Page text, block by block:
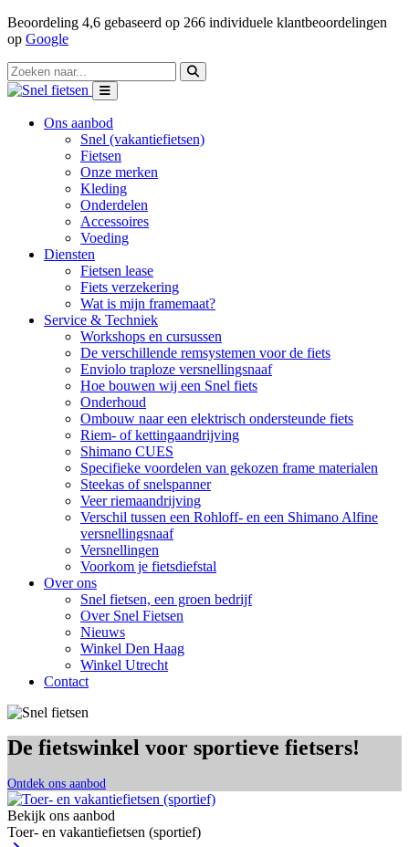
Beoordeling 4,6 gebaseerd op 266 individuele klantbeoordelingen
op Google
Ons aanbod
Snel (vakantiefietsen)
Fietsen
Onze merken
Kleding
Onderdelen
Accessoires
Voeding
Diensten
Fietsen lease
Fiets verzekering
Wat is mijn framemaat?
Service & Techniek
Workshops en cursussen
De verschillende remsystemen voor de fiets
Enviolo traploze versnellingsnaaf
Hoe bouwen wij een Snel fiets
Onderhoud
Ombouw naar een elektrisch ondersteunde fiets
Riem- of kettingaandrijving
Shimano CUES
Specifieke voordelen van gekozen frame materialen
Steekas of snelspanner
Veer riemaandrijving
Verschil tussen een Rohloff- en een Shimano Alfine
versnellingsnaaf
Versnellingen
Voorkom je fietsdiefstal
Over ons
Snel fietsen, een groen bedrijf
Over Snel Fietsen
Nieuws
Winkel Den Haag
Winkel Utrecht
Contact
De fietswinkel voor sportieve fietsers!
Ontdek ons aanbod
Bekijk ons aanbod
Toer- en vakantiefietsen (sportief)